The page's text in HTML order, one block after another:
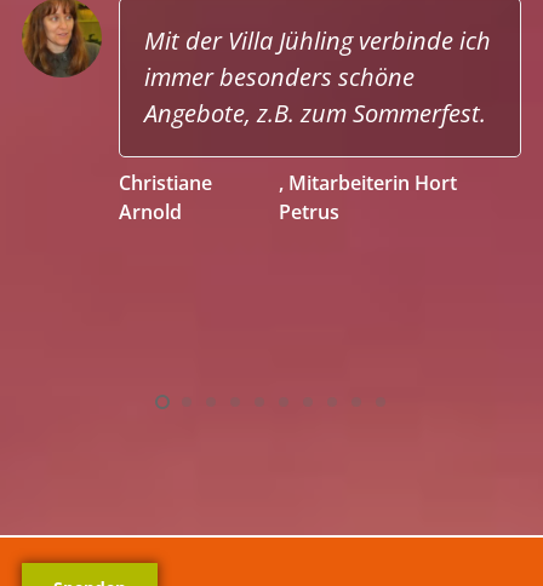
Mit der Villa Jühling verbinde ich
immer besonders schöne
Angebote, z.B. zum Sommerfest.
Christiane
Arnold
, Mitarbeiterin Hort
Petrus